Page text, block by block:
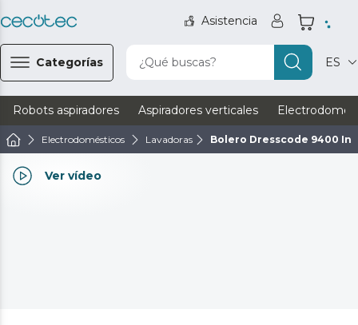
Asistencia
Categorías ¿Qué buscas? ES
Robots aspiradores Aspiradores verticales
Electrodomésticos Lavadoras Bolero Dresscode 9400
Ver vídeo